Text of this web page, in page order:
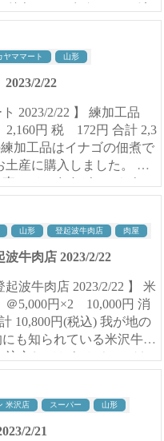
分で...
ヤママート 山形
2/22
2/22 】 練加工品
円 合計 2,3
っていますが、こちらの
う...
山形 登起波牛肉店 肉屋
牛肉店 2023/2/22
波牛肉店 2023/2/22 】 米
5,000円×2 10,000円 消
も知られている米沢牛の
て...
米沢店 スーパー 山形
2/21